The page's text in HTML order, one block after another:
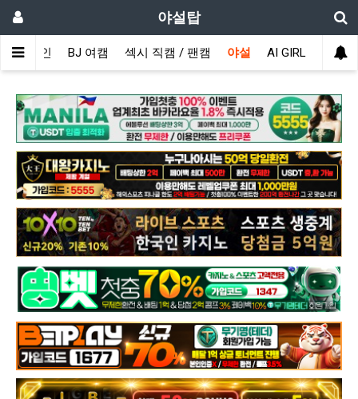
야설탑
메인 BJ 여캠 섹시 직캠 / 팬캠 야설 AI GIRL